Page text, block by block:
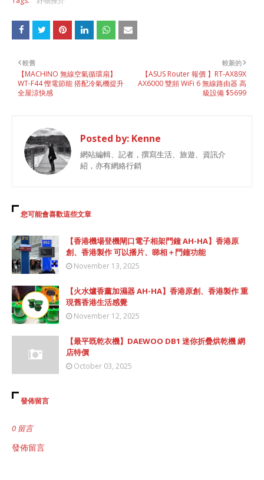
較新的
【ASUS Router 報價 】RT-AX89X
AX6000 雙頻 WiFi 6 無線路由器 高
級設備 $5699
較舊
【MACHINO 無線空氣循環扇】
WT-F44 慳電節能 搭配冷氣機提升
全屋涼快感
Posted by: Kenne
網站編輯、記者，撰寫生活、旅遊、資訊介
紹，亦有網絡行銷
您可能會喜歡這些文章
【香港機場登機閘口電子相架門鐘 AH-HA】香港原
創、香港製作 可以播片、睇相＋門鐘功能
November 13, 2025
【火水爐香薰加濕器 AH-HA】香港原創、香港製作 重
現舊香港生活感覺
November 12, 2025
【最平既乾衣機】DAEWOO DB1 迷你折疊烘乾機 網
店特價
October 03, 2025
發佈留言
0 留言
發佈留言